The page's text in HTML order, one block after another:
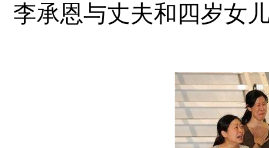
李承恩与丈夫和四岁女